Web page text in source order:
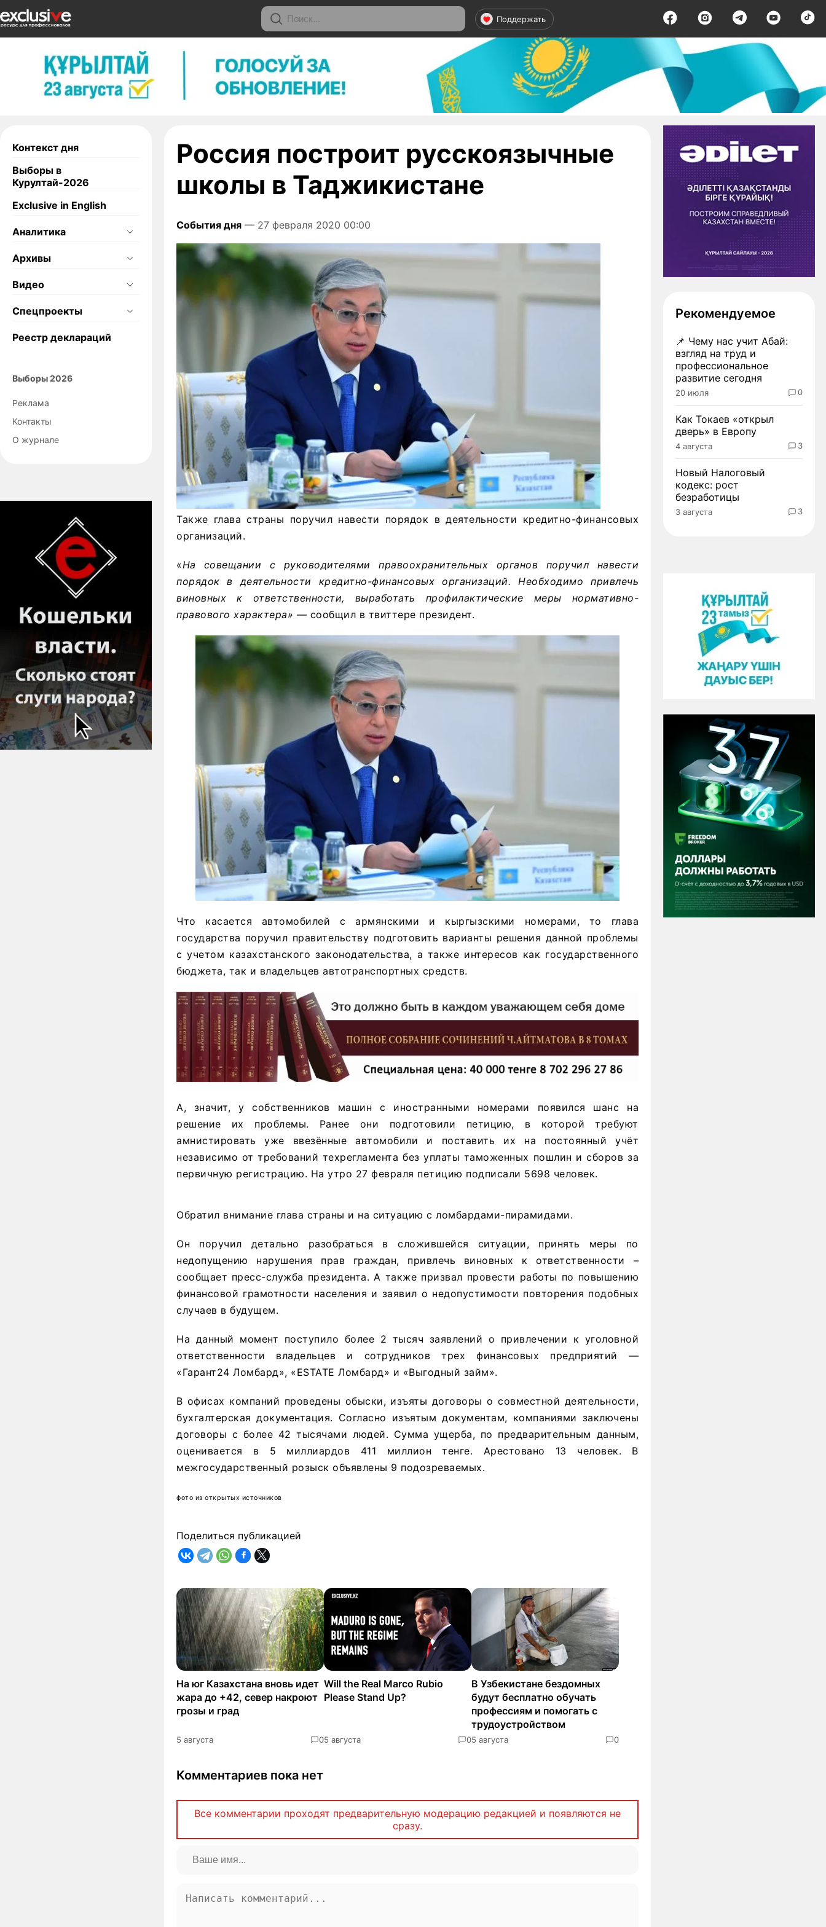
Поддержать
Контекст дня
Выборы в
Курултай-2026
Exclusive in English
Аналитика
Архивы
Видео
Спецпроекты
Реестр деклараций
Выборы 2026
Реклама
Контакты
О журнале
Россия построит русскоязычные
школы в Таджикистане
События дня — 27 февраля 2020 00:00
Также глава страны поручил навести порядок в деятельности кредитно-финансовых
организаций.
«На совещании с руководителями правоохранительных органов поручил навести
порядок в деятельности кредитно-финансовых организаций. Необходимо привлечь
виновных к ответственности, выработать профилактические меры нормативно-
правового характера» — сообщил в твиттере президент.
Что касается автомобилей с армянскими и кыргызскими номерами, то глава
государства поручил правительству подготовить варианты решения данной проблемы
с учетом казахстанского законодательства, а также интересов как государственного
бюджета, так и владельцев автотранспортных средств.
А, значит, у собственников машин с иностранными номерами появился шанс на
решение их проблемы. Ранее они подготовили петицию, в которой требуют
амнистировать уже ввезённые автомобили и поставить их на постоянный учёт
независимо от требований техрегламента без уплаты таможенных пошлин и сборов за
первичную регистрацию. На утро 27 февраля петицию подписали 5698 человек.
Обратил внимание глава страны и на ситуацию с ломбардами-пирамидами.
Он поручил детально разобраться в сложившейся ситуации, принять меры по
недопущению нарушения прав граждан, привлечь виновных к ответственности –
сообщает пресс-служба президента. А также призвал провести работы по повышению
финансовой грамотности населения и заявил о недопустимости повторения подобных
случаев в будущем.
На данный момент поступило более 2 тысяч заявлений о привлечении к уголовной
ответственности владельцев и сотрудников трех финансовых предприятий —
«Гарант24 Ломбард», «ЕSTATE Ломбард» и «Выгодный займ».
В офисах компаний проведены обыски, изъяты договоры о совместной деятельности,
бухгалтерская документация. Согласно изъятым документам, компаниями заключены
договоры с более 42 тысячами людей. Сумма ущерба, по предварительным данным,
оценивается в 5 миллиардов 411 миллион тенге. Арестовано 13 человек. В
межгосударственный розыск объявлены 9 подозреваемых.
фото из открытых источников
Поделиться публикацией
На юг Казахстана вновь идет
жара до +42, север накроют
грозы и град
5 августа 0
Will the Real Marco Rubio
Please Stand Up?
5 августа 0
В Узбекистане бездомных
будут бесплатно обучать
профессиям и помогать с
трудоустройством
5 августа 0
Комментариев пока нет
Все комментарии проходят предварительную модерацию редакцией и появляются не
сразу.
Рекомендуемое
📌 Чему нас учит Абай:
взгляд на труд и
профессиональное
развитие сегодня
20 июля 0
Как Токаев «открыл
дверь» в Европу
4 августа 3
Новый Налоговый
кодекс: рост
безработицы
3 августа 3